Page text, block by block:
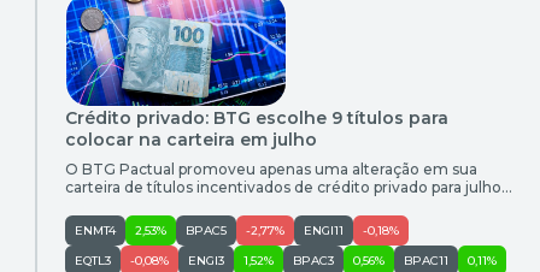
Crédito privado: BTG escolhe 9 títulos para
colocar na carteira em julho
O BTG Pactual promoveu apenas uma alteração em sua
carteira de títulos incentivados de crédito privado para julho.
(CGOSA2) e retirou o papel da Energisa Paraíba (SAELB7), em
uma mudança motivada pelo ponto de entrada dos ativos, e
não por uma piora na qualidade de crédito. […]
ENMT4 2,53% BPAC5 -2,77% ENGI11
-0,18%
EQTL3
-0,08% ENGI3 1,52% BPAC3 0,56% BPAC11
0,11%